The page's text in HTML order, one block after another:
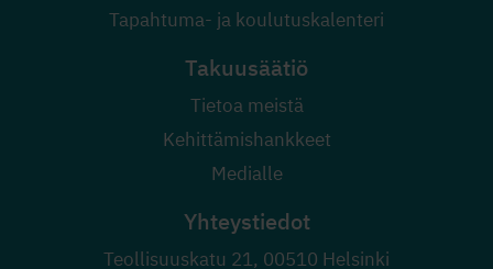
Tapahtuma- ja koulutuskalenteri
Takuusäätiö
Tietoa meistä
Kehittämishankkeet
Medialle
Yhteystiedot
Teollisuuskatu 21, 00510 Helsinki